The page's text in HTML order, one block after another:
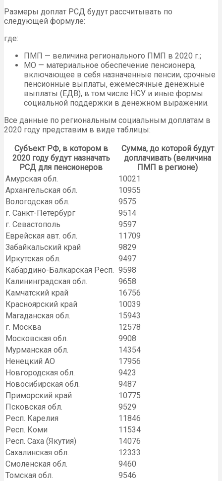
Размеры доплат РСД будут рассчитывать по
следующей формуле:
где:
ПМП — величина регионального ПМП в 2020 г.;
МО — материальное обеспечение пенсионера,
включающее в себя назначенные пенсии, срочные
пенсионные выплаты, ежемесячные денежные
выплаты (ЕДВ), в том числе НСУ и иные формы
социальной поддержки в денежном выражении.
Все данные по региональным социальным доплатам в
2020 году представим в виде таблицы:
Субъект РФ, в котором в
2020 году будут назначать
РСД для пенсионеров
Сумма, до которой будут
доплачивать (величина
ПМП в регионе)
Амурская обл.
10021
Архангельская обл.
10955
Вологодская обл.
9575
г. Санкт-Петербург
9514
г. Севастополь
9597
Еврейская авт. обл.
11709
Забайкальский край
9829
Иркутская обл.
9497
Кабардино-Балкарская Респ. 9598
Калининградская обл.
9658
Камчатский край
16756
Красноярский край
10039
Магаданская обл.
15943
г. Москва
12578
Московская обл.
9908
Мурманская обл.
14354
Ненецкий АО
17956
Новгородская обл.
9423
Новосибирская обл.
9487
Приморский край
10775
Псковская обл.
9529
Респ. Карелия
11846
Респ. Коми
11534
Респ. Саха (Якутия)
14076
Сахалинская обл.
12333
Смоленская обл.
9460
Томская обл.
9546